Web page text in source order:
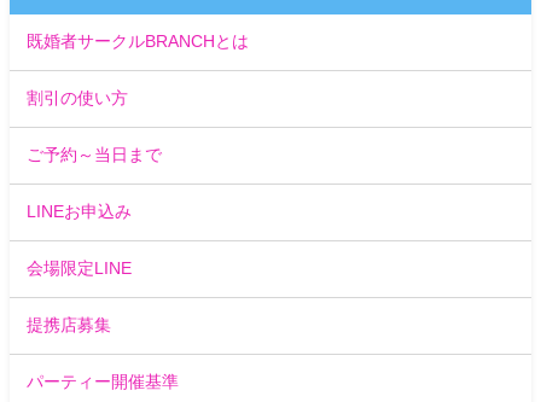
既婚者サークルBRANCHとは
割引の使い方
ご予約～当日まで
LINEお申込み
会場限定LINE
提携店募集
パーティー開催基準